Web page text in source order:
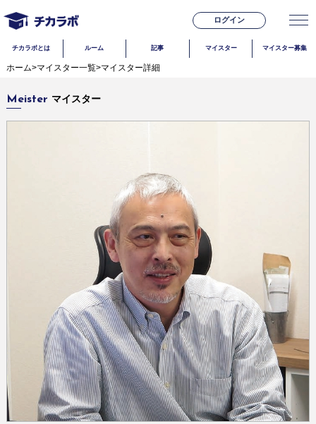
ログイン
チカラボとは ルーム 記事 マイスター マイスター募集
ホーム>マイスター一覧>マイスター詳細
Meister マイスター